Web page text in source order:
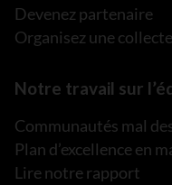
Devenez partenaire
Organisez une
Notre travail sur
Communautés mal
Plan d’excellence en
Lire notre rapport